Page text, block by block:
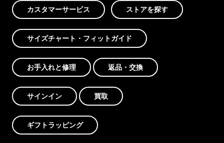
カスタマーサービス ストアを探す
サイズチャート・フィットガイド
お手入れと修理 返品・交換
サインイン 買取
ギフトラッピング